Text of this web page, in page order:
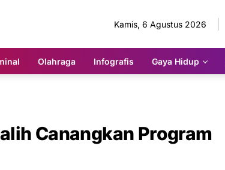
Kamis, 6 Agustus 2026
Olahraga Infografis Gaya Hidup
Canangkan Program